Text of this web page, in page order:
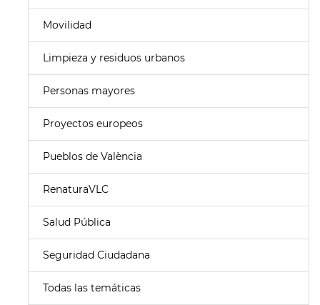
Movilidad
Limpieza y residuos urbanos
Personas mayores
Proyectos europeos
Pueblos de València
RenaturaVLC
Salud Pública
Seguridad Ciudadana
Todas las temáticas